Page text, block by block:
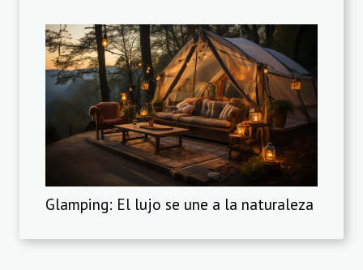
Glamping: El lujo se une a la naturaleza